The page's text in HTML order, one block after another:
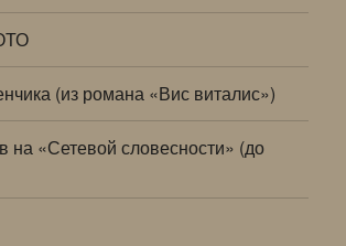
(из романа «Вис виталис»)
на «Сетевой словесности» (до